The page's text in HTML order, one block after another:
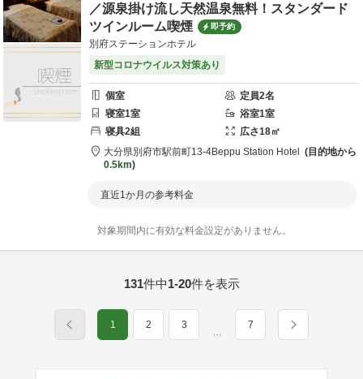
／源泉掛け流し天然温泉無料！スタンダード
ツインルーム喫煙
即予約
別府ステーションホテル
新型コロナウイルス対策あり
個室 定員2名
寝室1室 浴室1室
寝具2組 広さ18㎡
大分県別府市駅前町13-4Beppu Station Hotel
目的地から
0.5km
直近1か月の参考料金
対象期間内に有効な料金設定がありません。
131件中1-20件を表示
1 2 3
…
7